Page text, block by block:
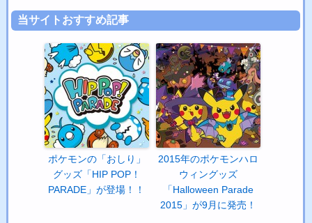
当サイトおすすめ記事
ポケモンの「おしり」
グッズ「HIP POP！
PARADE」が登場！！
2015年のポケモンハロ
ウィングッズ
「Halloween Parade
2015」が9月に発売！